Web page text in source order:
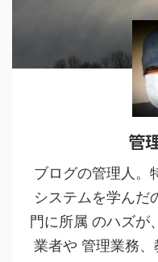
管
ブログの管理人。
システムを学んだ
門に所属 のハズが
業者や 管理業務